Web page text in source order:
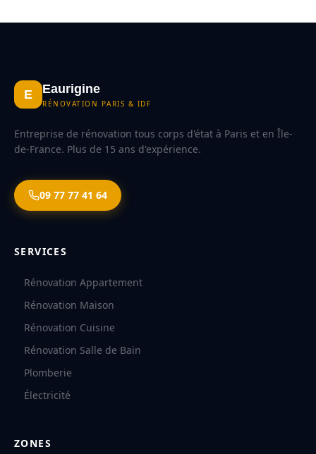
E Eaurigine
RÉNOVATION PARIS & IDF
Entreprise de rénovation tous corps d'état à Paris et en Île-
de-France. Plus de 15 ans d'expérience.
09 77 77 41 64
SERVICES
Rénovation Appartement
Rénovation Maison
Rénovation Cuisine
Rénovation Salle de Bain
Plomberie
Électricité
ZONES